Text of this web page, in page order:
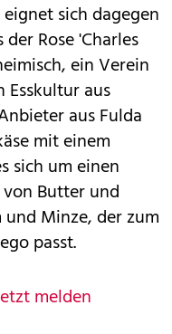
sich dagegen
Rose 'Charles
ein Verein
aus
aus Fulda
mit einem
sich um einen
Butter und
Minze, der zum
passt.
melden